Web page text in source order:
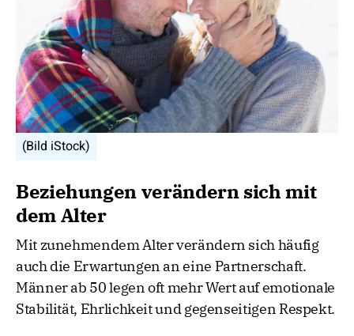
(Bild iStock)
Beziehungen verändern sich mit
dem Alter
Mit zunehmendem Alter verändern sich häufig
auch die Erwartungen an eine Partnerschaft.
Männer ab 50 legen oft mehr Wert auf emotionale
Stabilität, Ehrlichkeit und gegenseitigen Respekt.